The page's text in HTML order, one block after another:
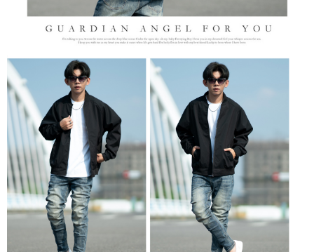
１．透過由恩沛科技股份有限公司提供之「AFTEE先享後付」服務完成之交
易，需依本服務之必要範圍內提供個人資料，並將交易相關給付款項請求債
權轉讓予恩沛科技股份有限公司。
２．關於個人資料處理事宜，請瀏覽以下網址：
https://aftee.tw/terms/#terms3
３．未成年的使用者請事先徵得法定代理人或監護人之同意方可使用
「AFTEE先享後付」，若未經同意申辦者引起之損失，本公司不負相關責
任。
４．使用「AFTEE先享後付」時，將依據個別帳號之用戶狀況，依本公司即
時審查核予不同之上限額度；若仍有額度不足之情形，本公司將視審查結果
請求用戶進行身份認證。
５．嚴禁一人註冊多個帳號或使用他人資訊註冊。若發現惡意使用之情形，
恩沛科技股份有限公司將有權停止該用戶之使用額度並採取法律行動。
每筆NT$120，滿NT$3,000(含以上)免運費